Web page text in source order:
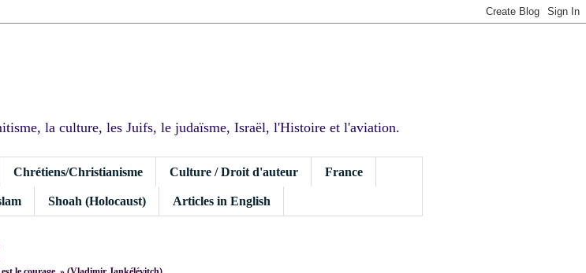
la culture, les Juifs, le judaïsme, Israël, l'Histoire et l'aviation.
Chrétiens/Christianisme Culture / Droit d'auteur France
Shoah (Holocaust) Articles in English